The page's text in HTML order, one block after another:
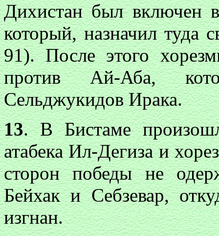
Дихистан был включен
который, назначил туда
91). После этого
против Ай-Аба,
Сельджукидов Ирака.
13. В Бистаме
атабека Ил-Дегиза и
сторон победы не
Бейхак и Себзевар,
изгнан.